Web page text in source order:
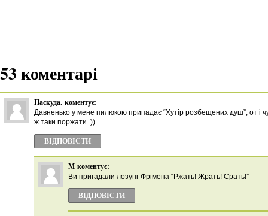
53 коментарі
Паскуда. коментує:
Давненько у мене пилюкою припадає “Хутір розбещених душ”, от і
ж таки поржати. ))
ВІДПОВІCТИ
М коментує:
Ви пригадали лозунг Фрімена “Ржать! Жрать! Срать!”
ВІДПОВІCТИ